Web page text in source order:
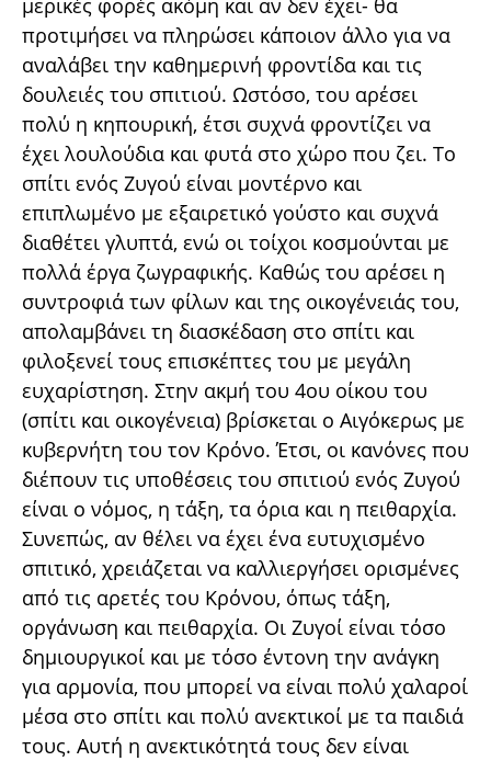
μερικές φορές ακόμη και αν δεν έχει- θα
προτιμήσει να πληρώσει κάποιον άλλο για να
αναλάβει την καθημερινή φροντίδα και τις
δουλειές του σπιτιού. Ωστόσο, του αρέσει
πολύ η κηπουρική, έτσι συχνά φροντίζει να
έχει λουλούδια και φυτά στο χώρο που ζει. Το
σπίτι ενός Ζυγού είναι μοντέρνο και
επιπλωμένο με εξαιρετικό γούστο και συχνά
διαθέτει γλυπτά, ενώ οι τοίχοι κοσμούνται με
πολλά έργα ζωγραφικής. Καθώς του αρέσει η
συντροφιά των φίλων και της οικογένειάς του,
απολαμβάνει τη διασκέδαση στο σπίτι και
φιλοξενεί τους επισκέπτες του με μεγάλη
ευχαρίστηση. Στην ακμή του 4ου οίκου του
(σπίτι και οικογένεια) βρίσκεται ο Αιγόκερως με
κυβερνήτη του τον Κρόνο. Έτσι, οι κανόνες που
διέπουν τις υποθέσεις του σπιτιού ενός Ζυγού
είναι ο νόμος, η τάξη, τα όρια και η πειθαρχία.
Συνεπώς, αν θέλει να έχει ένα ευτυχισμένο
σπιτικό, χρειάζεται να καλλιεργήσει ορισμένες
από τις αρετές του Κρόνου, όπως τάξη,
οργάνωση και πειθαρχία. Οι Ζυγοί είναι τόσο
δημιουργικοί και με τόσο έντονη την ανάγκη
για αρμονία, που μπορεί να είναι πολύ χαλαροί
μέσα στο σπίτι και πολύ ανεκτικοί με τα παιδιά
τους. Αυτή η ανεκτικότητά τους δεν είναι